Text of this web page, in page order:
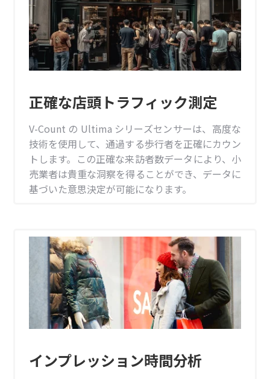
正確な店頭トラフィック測定
V-Count の Ultima シリーズセンサーは、高度な
技術を使用して、通過する歩行者を正確にカウン
トします。この正確な来訪者数データにより、小
売業者は貴重な洞察を得ることができ、データに
基づいた意思決定が可能になります。
インプレッション時間分析